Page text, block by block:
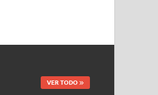
VER TODO